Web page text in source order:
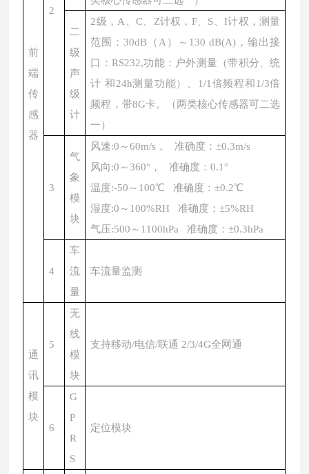
前
端
传
感
器
2
二
级
声
级
计
2级，A、C、Z计权，F、S、I计权，测量
范围：30dB（A）～130 dB(A)，输出接
口：RS232,功能：户外测量（带积分、统
计 和24h测量功能）、1/1倍频程和1/3倍
频程，带8G卡。（两类核心传感器可二选
一）
3
气
象
模
块
风速:0～60m/s， 准确度：±0.3m/s
风向:0～360°， 准确度：0.1°
温度:-50～100℃ 准确度：±0.2℃
湿度:0～100%RH 准确度：±5%RH
气压:500～1100hPa 准确度：±0.3hPa
4
车
流
量
车流量监测
通
讯
模
块
5
无
线
模
块
支持移动/电信/联通 2/3/4G全网通
6
G
P
R
S
定位模块